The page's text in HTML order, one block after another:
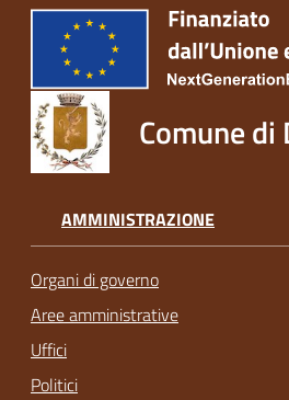
Comune di
AMMINISTRAZIONE
Organi di governo
Aree amministrative
Uffici
Politici